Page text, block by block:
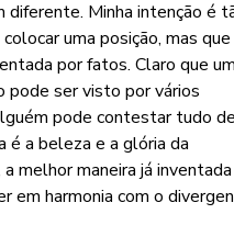
diferente. Minha intenção é
uma posição, mas que
por fatos. Claro que um
pode ser visto por vários
pode contestar tudo de
é a beleza e a glória da
a melhor maneira já inventada
em harmonia com o